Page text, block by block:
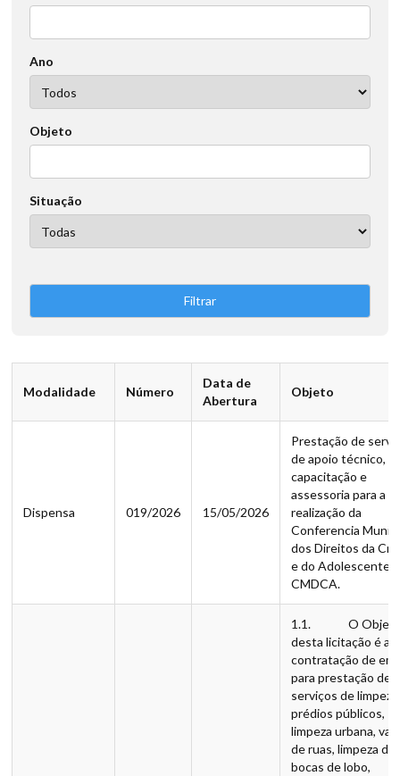
Ano
Objeto
Situação
Modalidade Número
Data de
Abertura
Objeto
Dispensa 019/2026 15/05/2026
Prestação de
de apoio técnico,
capacitação e
assessoria para a
realização da
Conferencia
dos Direitos da
e do Adolescente ?
CMDCA.
1.1. O
desta licitação é a
contratação de
para prestação de
serviços de
prédios públicos,
limpeza urbana,
de ruas, limpeza de
bocas de lobo,